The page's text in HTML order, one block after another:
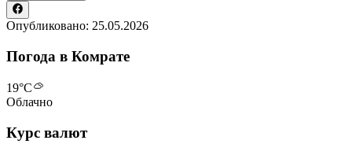
Опубликовано: 25.05.2026
Погода в Комрате
19°C
Облачно
Курс валют